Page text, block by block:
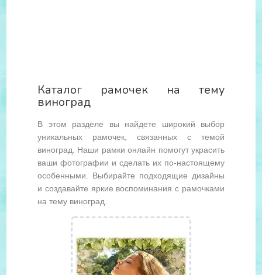
Каталог рамочек на тему
виноград
В этом разделе вы найдете широкий выбор
уникальных рамочек, связанных с темой
виноград. Наши рамки онлайн помогут украсить
ваши фотографии и сделать их по-настоящему
особенными. Выбирайте подходящие дизайны
и создавайте яркие воспоминания с рамочками
на тему виноград.